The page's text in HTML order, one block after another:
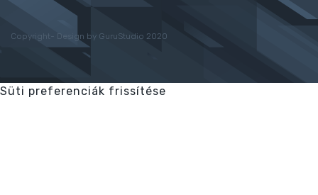
Copyright- Design by GuruStudio 2020
Süti preferenciák frissítése